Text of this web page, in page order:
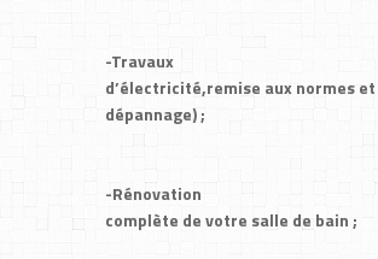
-Travaux
d’électricité,remise aux normes
dépannage) ;
-Rénovation
complète de votre salle de bain ;